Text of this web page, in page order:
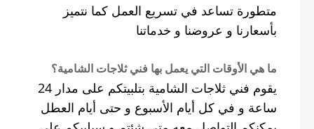
متطورة تساعد في تسريع العمل كما نتميز
بأسعارنا و عروضنا و خدماتنا
ما هي الأوقات التي يعمل بها فني ثلاجات الشامية؟
يقوم فني ثلاجات الشامية بتلبيتكم على مدار 24
ساعة و في كل أيام الأسبوع و حتى أيام العطل